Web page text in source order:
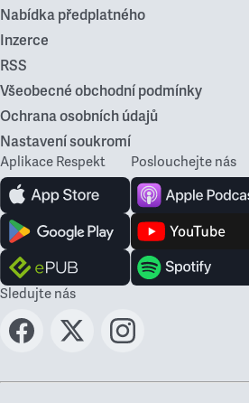
Nabídka předplatného
Inzerce
RSS
Všeobecné obchodní podmínky
Ochrana osobních údajů
Nastavení soukromí
Aplikace Respekt Poslouchejte nás
Sledujte nás